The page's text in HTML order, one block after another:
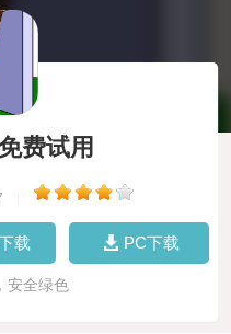
费试用
载 PC下载
安全绿色